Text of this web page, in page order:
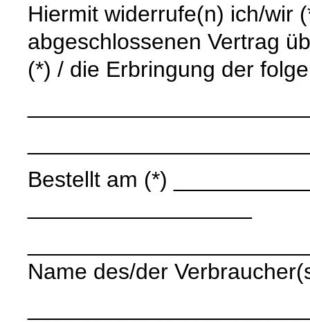
Hiermit widerrufe(n) ich/wir
abgeschlossenen Vertrag
(*) / die Erbringung der
Bestellt am (*)
Name des/der